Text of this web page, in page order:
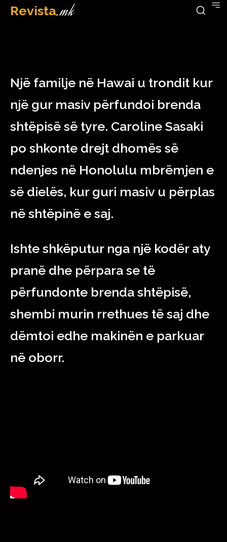
Revista.mk
February 1, 2023
Një familje në Hawai u trondit kur
një gur masiv përfundoi brenda
shtëpisë së tyre. Caroline Sasaki
po shkonte drejt dhomës së
ndenjes në Honolulu mbrëmjen e
së dielës, kur guri masiv u përplas
në shtëpinë e saj.
Ishte shkëputur nga një kodër aty
pranë dhe përpara se të
përfundonte brenda shtëpisë,
shembi murin rrethues të saj dhe
dëmtoi edhe makinën e parkuar
në oborr.